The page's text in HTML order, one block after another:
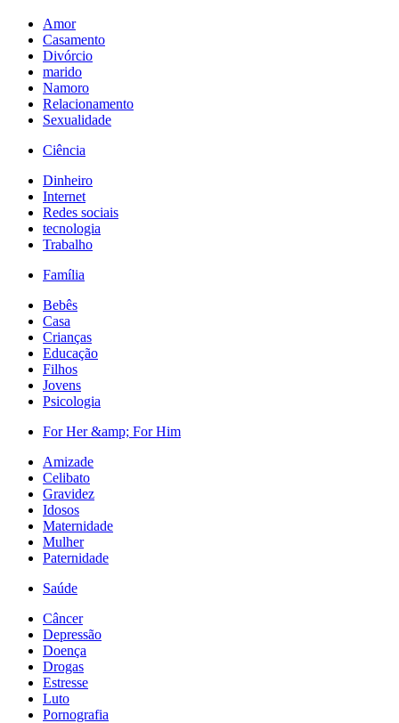
Amor
Casamento
Divórcio
marido
Namoro
Relacionamento
Sexualidade
Ciência
Dinheiro
Internet
Redes sociais
tecnologia
Trabalho
Família
Bebês
Casa
Crianças
Educação
Filhos
Jovens
Psicologia
For Her &amp; For Him
Amizade
Celibato
Gravidez
Idosos
Maternidade
Mulher
Paternidade
Saúde
Câncer
Depressão
Doença
Drogas
Estresse
Luto
Pornografia